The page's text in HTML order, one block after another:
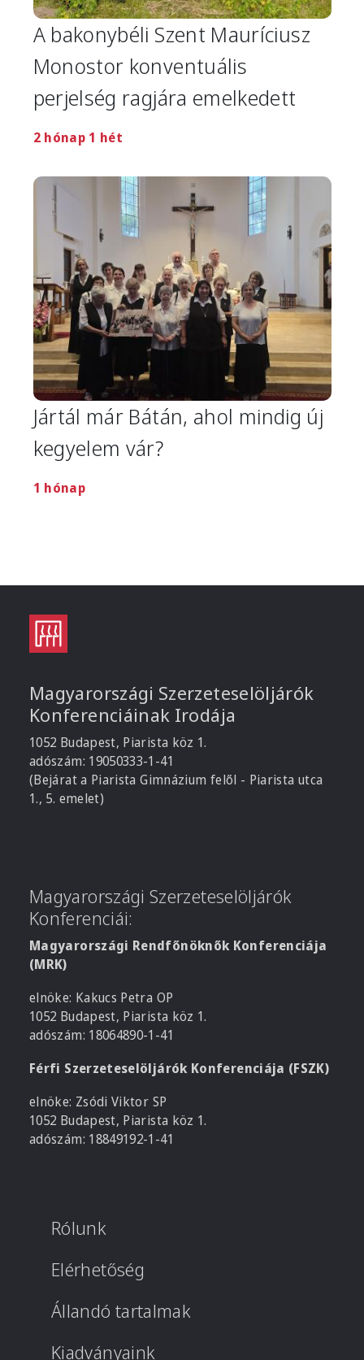
A bakonybéli Szent Mauríciusz
Monostor konventuális
perjelség ragjára emelkedett
2 hónap 1 hét
Image
Jártál már Bátán, ahol mindig új
kegyelem vár?
1 hónap
Magyarországi Szerzeteselöljárók
Konferenciáinak Irodája
1052 Budapest, Piarista köz 1.
adószám: 19050333-1-41
(Bejárat a Piarista Gimnázium felől - Piarista utca
1., 5. emelet)
Magyarországi Szerzeteselöljárók
Konferenciái:
Magyarországi Rendfőnöknők Konferenciája
(MRK)
elnöke: Kakucs Petra OP
1052 Budapest, Piarista köz 1.
adószám: 18064890-1-41
Férfi Szerzeteselöljárók Konferenciája (FSZK)
elnöke: Zsódi Viktor SP
1052 Budapest, Piarista köz 1.
adószám: 18849192-1-41
Rólunk
Elérhetőség
Állandó tartalmak
Kiadványaink